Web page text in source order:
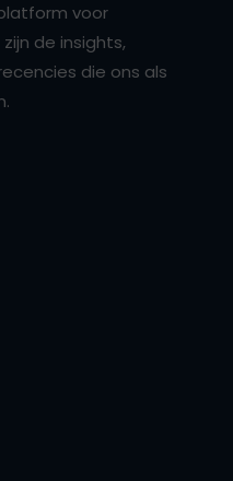
voor
de insights,
die ons als